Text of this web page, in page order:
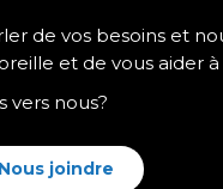
de vos besoins et
et de vous aider à
vers nous?
Nous joindre